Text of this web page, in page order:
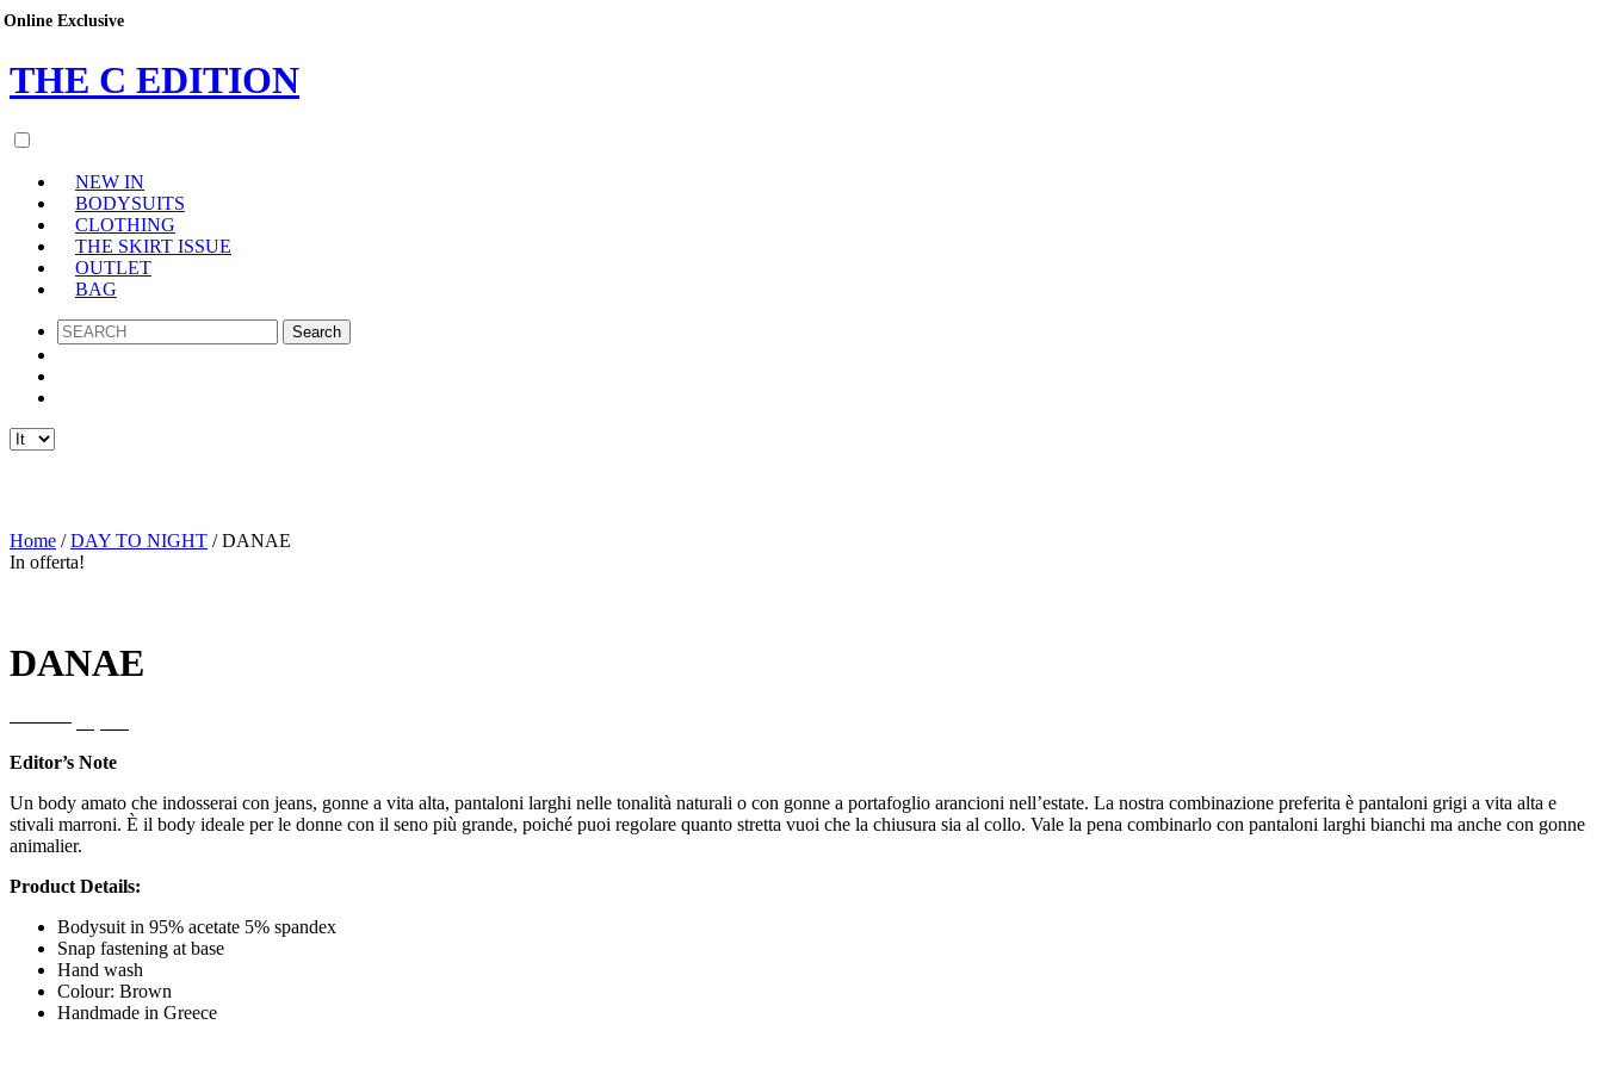
THE C EDITION
NEW IN
BODYSUITS
CLOTHING
THE SKIRT ISSUE
OUTLET
BAG
SEARCH
Home /DAY TO NIGHT / DANAE
In offerta!
DANAE
100,00€
originale
100,00€.50,00€.
Editor’s Note
Un body amato che indosserai con jeans, gonne a vita alta, pantaloni larghi nelle tonalità naturali o con gonne a portafoglio arancioni nell’estate. La nostra combinazione preferita è pantaloni grigi a vita alta e
stivali marroni. È il body ideale per le donne con il seno più grande, poiché puoi regolare quanto stretta vuoi che la chiusura sia al collo. Vale la pena combinarlo con pantaloni larghi bianchi ma anche con gonne
animalier.
Product Details:
Bodysuit in 95% acetate 5% spandex
Snap fastening at base
Hand wash
Colour: Brown
Handmade in Greece
Online Exclusive